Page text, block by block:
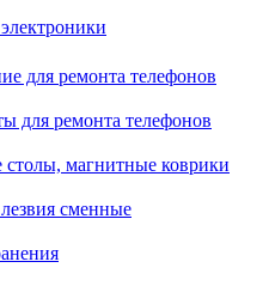
для ремонта телефонов
для ремонта телефонов
магнитные коврики
сменные